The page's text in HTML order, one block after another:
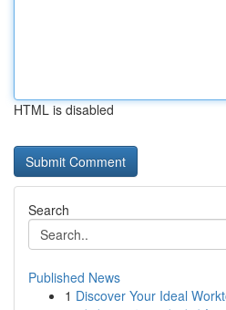
HTML is disabled
Search
Published News
1 Discover Your Ideal